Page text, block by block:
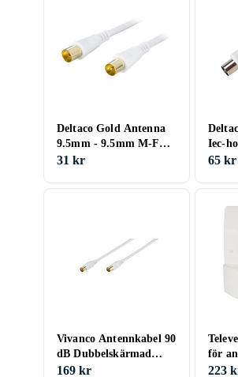
Deltaco Gold Antenna
9.5mm - 9.5mm M-F
1m
31 kr
Iec-
65 kr
Vivanco Antennkabel 90
dB Dubbelskärmad
7,5m
169 kr
för
223